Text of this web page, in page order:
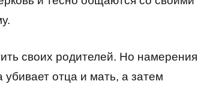
своих родителей. Но намерения
отца и мать, а затем